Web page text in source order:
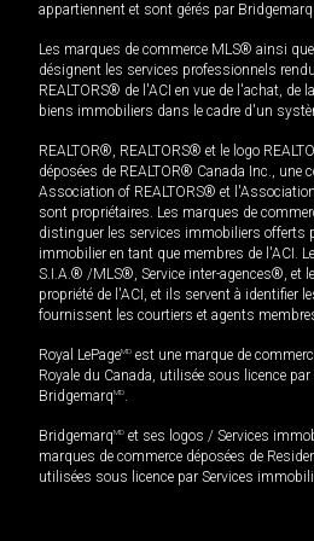
appartiennent et sont gérés par Bridgemarq
Les marques de commerce MLS® ainsi
désignent les services professionnels
REALTORS® de l'ACI en vue de l'achat, de
biens immobiliers dans le cadre d'un
REALTOR®, REALTORS® et le logo
déposées de REALTOR® Canada Inc., une
Association of REALTORS® et
sont propriétaires. Les marques de
distinguer les services immobiliers offerts
immobilier en tant que membres de l'ACI.
S.I.A.® /MLS®, Service inter-agences®, et
propriété de l'ACI, et ils servent à identifier
fournissent les courtiers et agents
Royal LePageMD est une marque de
Royale du Canada, utilisée sous licence
BridgemarqMD.
BridgemarqMD et ses logos / Services
marques de commerce déposées de
utilisées sous licence par Services